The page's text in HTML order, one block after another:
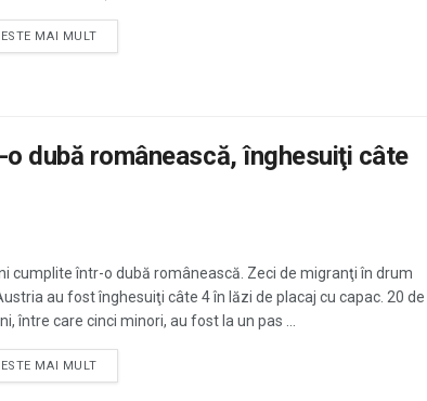
MAI MULT
dubă românească, înghesuiţi câte
cumplite într-o dubă românească. Zeci de migranţi în drum
au fost înghesuiţi câte 4 în lăzi de placaj cu capac. 20 de
între care cinci minori, au fost la un pas ...
MAI MULT